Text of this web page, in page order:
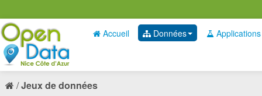
Accueil Données Applications
Jeux de données